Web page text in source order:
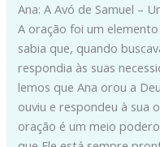
Ana: A Avó de Samuel –
A oração foi um
sabia que, quando
respondia às suas
lemos que Ana orou a
ouviu e respondeu à sua
oração é um meio